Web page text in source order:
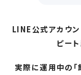
LINE公式アカウ
ピー
実際に運用中の「